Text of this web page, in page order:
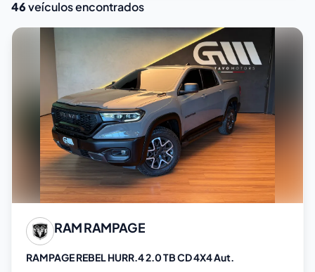
46veículos encontrados
RAMRAMPAGE
RAMPAGE REBEL HURR.4 2.0 TB CD 4X4 Aut.